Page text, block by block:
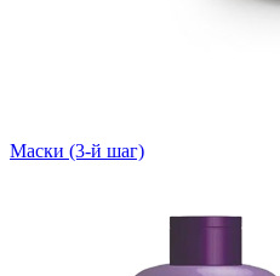
Маски (3-й шаг)